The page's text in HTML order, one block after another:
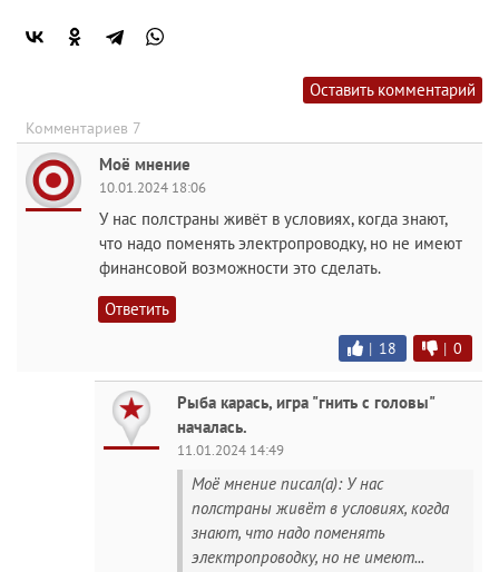
Оставить комментарий
Комментариев 7
Моё мнение
10.01.2024 18:06
У нас полстраны живёт в условиях, когда знают,
что надо поменять электропроводку, но не имеют
финансовой возможности это сделать.
Ответить
| 18 | 0
Рыба карась, игра "гнить с головы"
началась.
11.01.2024 14:49
Моё мнение писал(а): У нас
полстраны живёт в условиях, когда
знают, что надо поменять
электропроводку, но не имеют...